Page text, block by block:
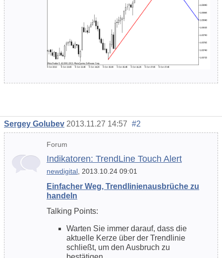
Sergey Golubev 2013.11.27 14:57 #2
Forum
Indikatoren: TrendLine Touch Alert
newdigital , 2013.10.24 09:01
Einfacher Weg, Trendlinienausbrüche zu
handeln
Talking Points:
Warten Sie immer darauf, dass die
aktuelle Kerze über der Trendlinie
schließt, um den Ausbruch zu